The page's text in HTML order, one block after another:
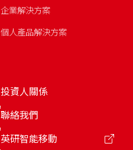
企業解決方案
個人產品解決方案
投資人關係
聯絡我們
英研智能移動